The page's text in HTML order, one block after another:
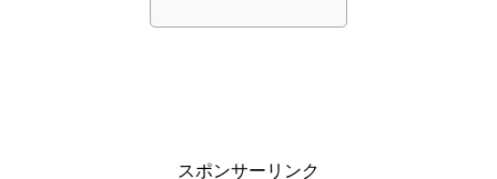
スポンサーリンク